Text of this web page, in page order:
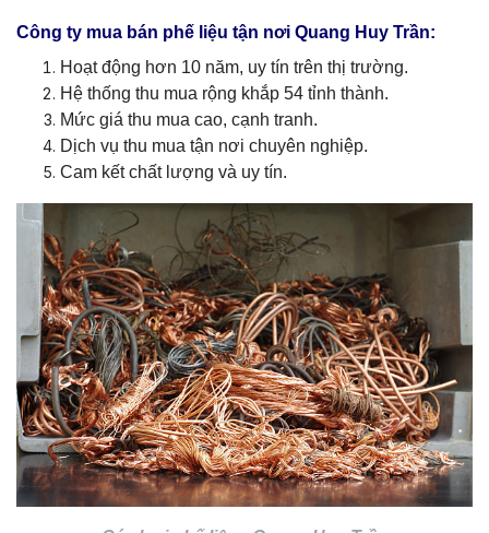
Công ty mua bán phế liệu tận nơi Quang Huy Trần:
Hoạt động hơn 10 năm, uy tín trên thị trường.
Hệ thống thu mua rộng khắp 54 tỉnh thành.
Mức giá thu mua cao, cạnh tranh.
Dịch vụ thu mua tận nơi chuyên nghiệp.
Cam kết chất lượng và uy tín.